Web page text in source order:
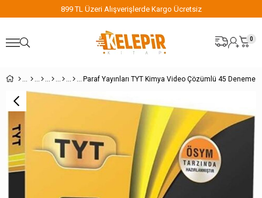
899 TL Üzeri Alışverişlerde Kargo Ücretsiz
0
Paraf Yayınları TYT Kimya Video Çözümlü 45 Deneme